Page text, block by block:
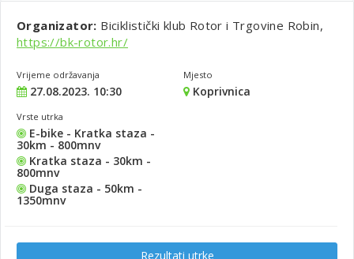
Organizator: Biciklistički klub Rotor i Trgovine Robin,
https://bk-rotor.hr/
Vrijeme održavanja
27.08.2023. 10:30
Mjesto
Koprivnica
Vrste utrka
E-bike - Kratka staza -
30km - 800mnv
Kratka staza - 30km -
800mnv
Duga staza - 50km -
1350mnv
Rezultati utrke